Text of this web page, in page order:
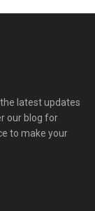
latest updates
our blog for
to make your